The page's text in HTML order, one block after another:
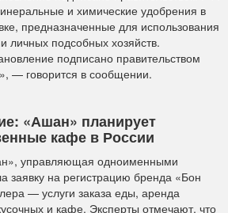
и химические удобрения в
предназначенные для использования
личных подсобных хозяйств.
подписано правительством
— говорится в сообщении.
«Ашан» планирует
кафе в России
управляющая одноименными
заявку на регистрацию бренда «Бон
— услуги заказа еды, аренда
и кафе. Эксперты отмечают, что